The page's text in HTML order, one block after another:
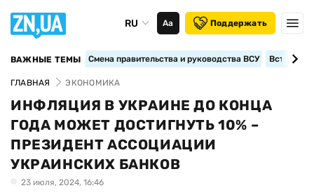
RU Аа Поддержать
ВАЖНЫЕ ТЕМЫ Смена правительства и руководства ВСУ
ГЛАВНАЯ ЭКОНОМИКА
ИНФЛЯЦИЯ В УКРАИНЕ ДО КОНЦА
ГОДА МОЖЕТ ДОСТИГНУТЬ 10% –
ПРЕЗИДЕНТ АССОЦИАЦИИ
УКРАИНСКИХ БАНКОВ
23 июля, 2024, 16:46